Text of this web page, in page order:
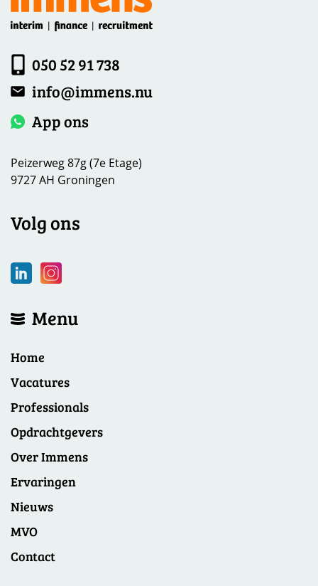
050 52 91 738
info@immens.nu
App ons
Peizerweg 87g (7e Etage)
9727 AH Groningen
Volg ons
Menu
Home
Vacatures
Professionals
Opdrachtgevers
Over Immens
Ervaringen
Nieuws
MVO
Contact